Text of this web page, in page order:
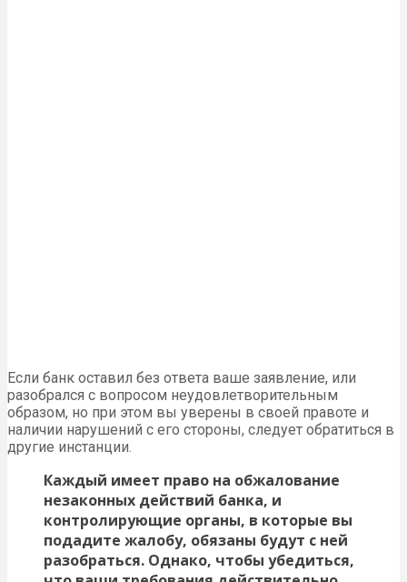
Если банк оставил без ответа ваше заявление, или
разобрался с вопросом неудовлетворительным
образом, но при этом вы уверены в своей правоте и
наличии нарушений с его стороны, следует обратиться в
другие инстанции.
Каждый имеет право на обжалование
незаконных действий банка, и
контролирующие органы, в которые вы
подадите жалобу, обязаны будут с ней
разобраться. Однако, чтобы убедиться,